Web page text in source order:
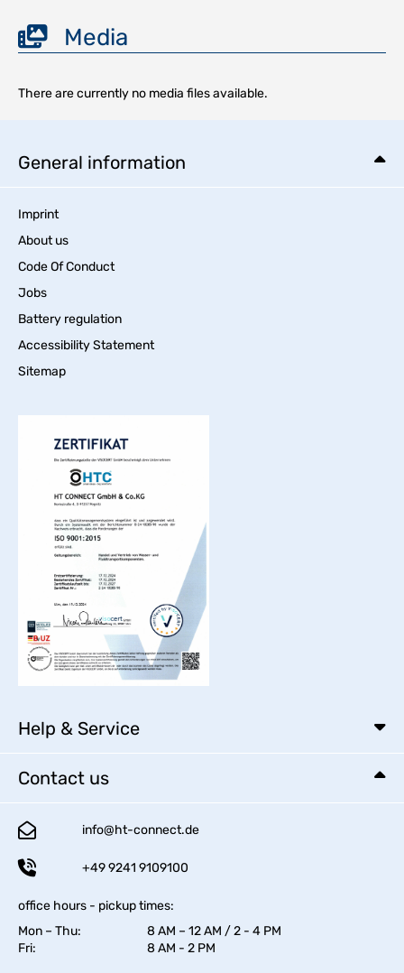
Media
There are currently no media files available.
General information
Imprint
About us
Code Of Conduct
Jobs
Battery regulation
Accessibility Statement
Sitemap
Help & Service
Contact us
info@ht-connect.de
+49 9241 9109100
office hours - pickup times:
Mon – Thu:
8 AM – 12 AM / 2 - 4 PM
Fri:
8 AM - 2 PM